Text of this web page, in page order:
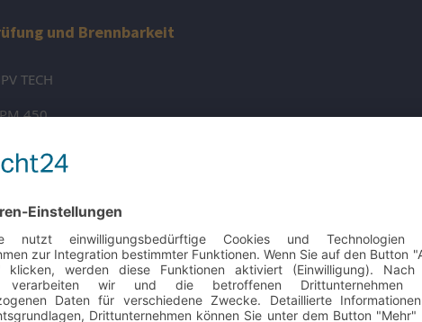
und Brennbarkeit
TECH
450
TECH 2
TECH
131
NCL 440
NCL 120